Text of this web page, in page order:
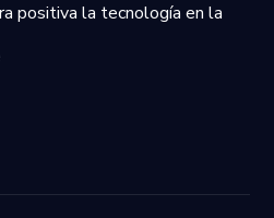
positiva la tecnología en la